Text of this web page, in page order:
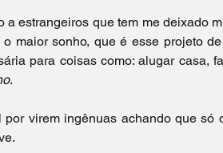
estrangeiros que tem me deixado
maior sonho, que é esse projeto
para coisas como: alugar casa,
.
virem ingênuas achando que só